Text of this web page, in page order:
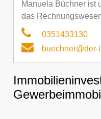
Manuela Büchner ist
das
0351433130